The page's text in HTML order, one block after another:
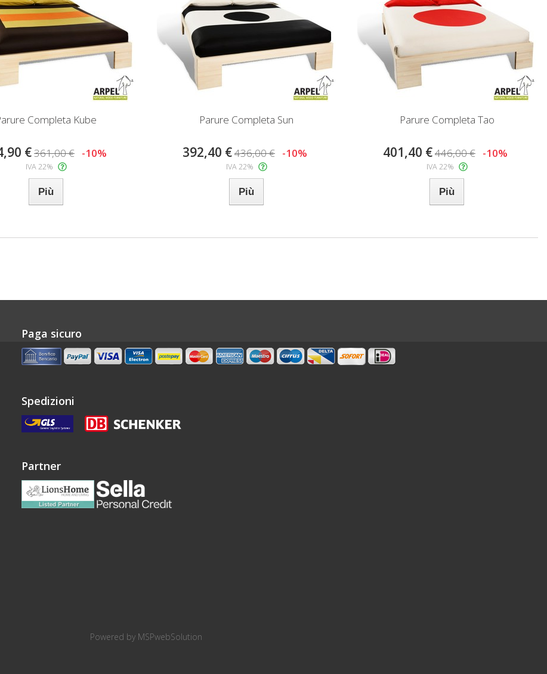
Completa Kube
€361,00 € -10%
IVA 22%
Più
Parure Completa Sun
392,40 €436,00 € -10%
IVA 22%
Più
Parure Completa Tao
401,40 €446,00 € -10%
IVA 22%
Più
Paga sicuro
Spedizioni
Partner
Powered by MSPwebSolution